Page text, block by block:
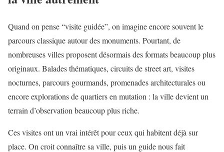
Quand on pense “visite guidée”, on imagine encore souvent le
parcours classique autour des monuments. Pourtant, de
nombreuses villes proposent désormais des formats beaucoup plus
originaux. Balades thématiques, circuits de street art, visites
nocturnes, parcours gourmands, promenades architecturales ou
encore explorations de quartiers en mutation : la ville devient un
terrain d’observation beaucoup plus riche.
Ces visites ont un vrai intérêt pour ceux qui habitent déjà sur
place. On croit connaître sa ville, puis un guide nous fait